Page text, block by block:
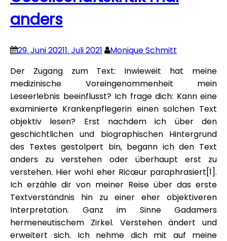
anders
29. Juni 20211. Juli 2021
Monique Schmitt
Der Zugang zum Text: Inwieweit hat meine
medizinische Voreingenommenheit mein
Leseerlebnis beeinflusst? Ich frage dich: Kann eine
examinierte Krankenpflegerin einen solchen Text
objektiv lesen? Erst nachdem ich über den
geschichtlichen und biographischen Hintergrund
des Textes gestolpert bin, begann ich den Text
anders zu verstehen oder überhaupt erst zu
verstehen. Hier wohl eher Ricœur paraphrasiert[1].
Ich erzähle dir von meiner Reise über das erste
Textverständnis hin zu einer eher objektiveren
Interpretation. Ganz im Sinne Gadamers
hermeneutischem Zirkel. Verstehen ändert und
erweitert sich. Ich nehme dich mit auf meine